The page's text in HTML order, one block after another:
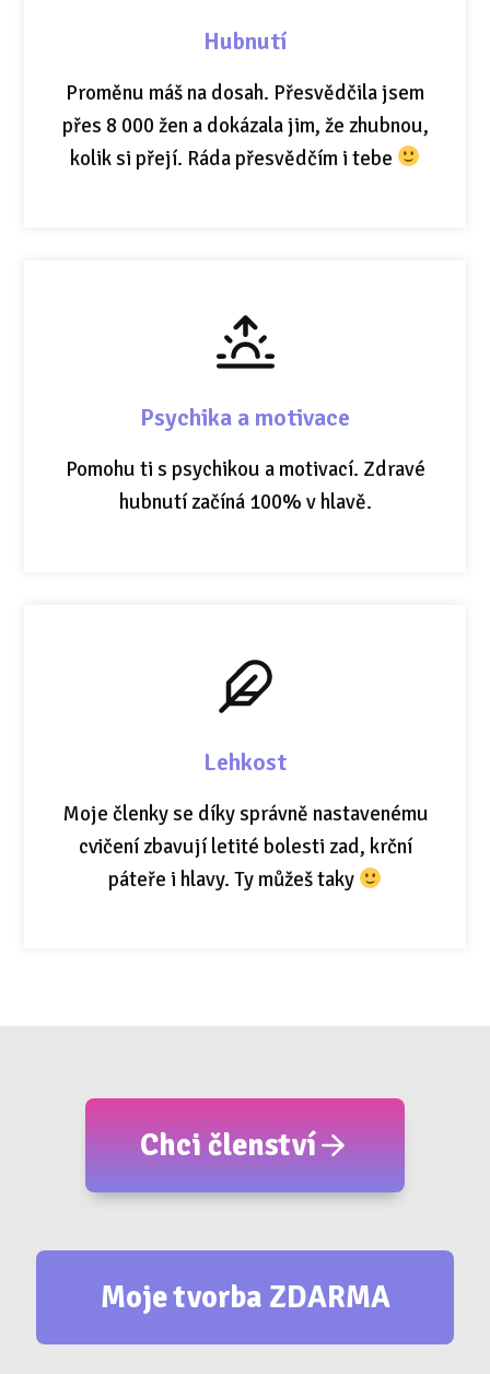
Hubnutí
Proměnu máš na dosah. Přesvědčila jsem
přes 8 000 žen a dokázala jim, že zhubnou,
kolik si přejí. Ráda přesvědčím i tebe
Psychika a motivace
Pomohu ti s psychikou a motivací. Zdravé
hubnutí začíná 100% v hlavě.
Lehkost
Moje členky se díky správně nastavenému
cvičení zbavují letité bolesti zad, krční
páteře i hlavy. Ty můžeš taky
Chci členství
Moje tvorba ZDARMA